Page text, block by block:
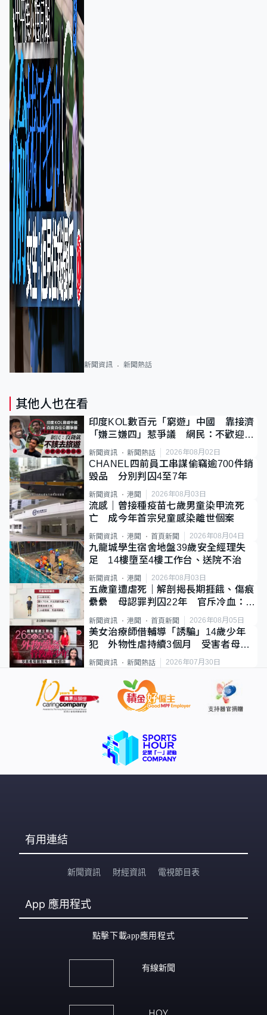
新聞資訊 新聞熱話
其他人也在看
印度KOL數百元「窮遊」中國 靠接濟
「嫌三嫌四」惹爭議 網民：不歡迎劣
質旅客
新聞資訊 新聞熱話 2026年08月02日
CHANEL四前員工串謀偷竊逾700件銷
毀品 分別判囚4至7年
新聞資訊 港聞 2026年08月03日
流感｜曾接種疫苗七歲男童染甲流死
亡 成今年首宗兒童感染離世個案
新聞資訊 港聞 首頁新聞 2026年08月04日
九龍城學生宿舍地盤39歲安全經理失
足 14樓墮至4樓工作台、送院不治
新聞資訊 港聞 2026年08月03日
五歲童遭虐死｜解剖揭長期捱餓、傷痕
纍纍 母認罪判囚22年 官斥冷血：同
類案最惡劣
新聞資訊 港聞 首頁新聞 2026年08月05日
美女治療師借輔導「誘騙」14歲少年
犯 外物性虐持續3個月 受害者母：
要保護其他人
新聞資訊 新聞熱話 2026年07月30日
有用連結
新聞資訊 財經資訊 電視節目表
App 應用程式
點擊下載app應用程式
有線新聞